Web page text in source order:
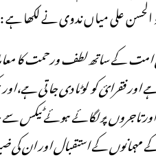
الحسن علی میاں ندوی نے لکھا ہے :
امت کے ساتھ لطف ورحمت کا
فقرائ کو لوٹا دی جاتی
تاجروں پر لگائے ہوئے
مہمانوں کے استقبال اور ان